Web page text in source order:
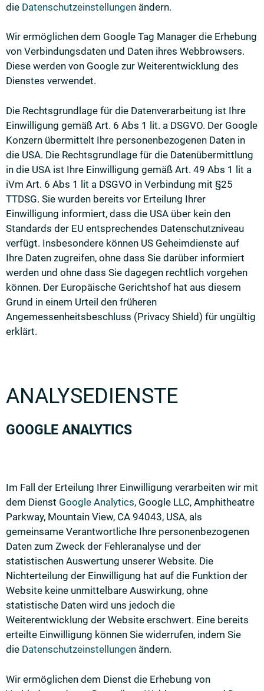
die Datenschutzeinstellungen ändern.
Wir ermöglichen dem Google Tag Manager die Erhebung
von Verbindungsdaten und Daten ihres Webbrowsers.
Diese werden von Google zur Weiterentwicklung des
Dienstes verwendet.
Die Rechtsgrundlage für die Datenverarbeitung ist Ihre
Einwilligung gemäß Art. 6 Abs 1 lit. a DSGVO. Der Google
Konzern übermittelt Ihre personenbezogenen Daten in
die USA. Die Rechtsgrundlage für die Datenübermittlung
in die USA ist Ihre Einwilligung gemäß Art. 49 Abs 1 lit a
iVm Art. 6 Abs 1 lit a DSGVO in Verbindung mit §25
TTDSG. Sie wurden bereits vor Erteilung Ihrer
Einwilligung informiert, dass die USA über kein den
Standards der EU entsprechendes Datenschutzniveau
verfügt. Insbesondere können US Geheimdienste auf
Ihre Daten zugreifen, ohne dass Sie darüber informiert
werden und ohne dass Sie dagegen rechtlich vorgehen
können. Der Europäische Gerichtshof hat aus diesem
Grund in einem Urteil den früheren
Angemessenheitsbeschluss (Privacy Shield) für ungültig
erklärt.
ANALYSEDIENSTE
GOOGLE ANALYTICS
Im Fall der Erteilung Ihrer Einwilligung verarbeiten wir mit
dem Dienst Google Analytics, Google LLC, Amphitheatre
Parkway, Mountain View, CA 94043, USA, als
gemeinsame Verantwortliche Ihre personenbezogenen
Daten zum Zweck der Fehleranalyse und der
statistischen Auswertung unserer Website. Die
Nichterteilung der Einwilligung hat auf die Funktion der
Website keine unmittelbare Auswirkung, ohne
statistische Daten wird uns jedoch die
Weiterentwicklung der Website erschwert. Eine bereits
erteilte Einwilligung können Sie widerrufen, indem Sie
die Datenschutzeinstellungen ändern.
Wir ermöglichen dem Dienst die Erhebung von